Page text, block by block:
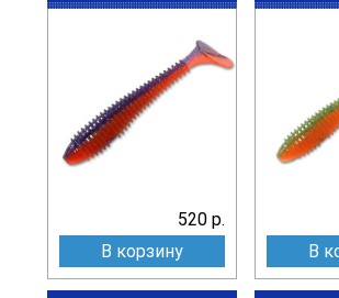
520 р.
В корзину
В